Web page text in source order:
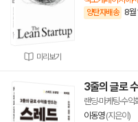
미리보기
양탄자배송 8월
3줄의 글로
랜딩·마케팅·수
이동영(지은이)